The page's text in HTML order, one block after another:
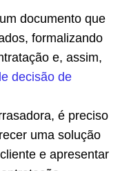
documento que
formalizando
e, assim,
decisão de
é preciso
uma solução
e apresentar